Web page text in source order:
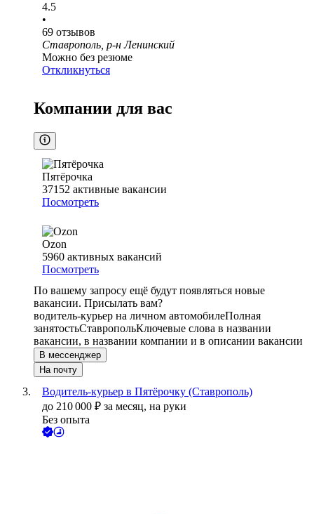
4.5
•
69 отзывов
Ставрополь, р-н Ленинский
Можно без резюме
Откликнуться
Компании для вас
Пятёрочка
37152 активные вакансии
Посмотреть
Ozon
5960 активных вакансий
Посмотреть
По вашему запросу ещё будут появляться новые
вакансии. Присылать вам?
водитель-курьер на личном автомобилеПолная
занятостьСтавропольКлючевые слова в названии
вакансии, в названии компании и в описании вакансии
В мессенджер
На почту
Водитель-курьер в Пятёрочку (Ставрополь)
до 210 000 ₽ за месяц, на руки
Без опыта